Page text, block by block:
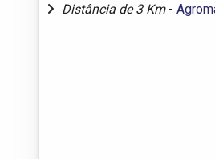
Distância de 3 Km -